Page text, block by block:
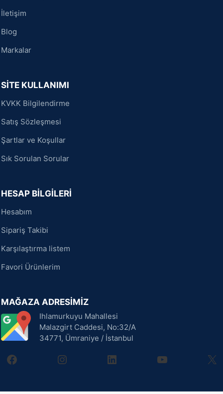
İletişim
Blog
Markalar
SİTE KULLANIMI
KVKK Bilgilendirme
Satış Sözleşmesi
Şartlar ve Koşullar
Sık Sorulan Sorular
HESAP BİLGİLERİ
Hesabım
Sipariş Takibi
Karşılaştırma listem
Favori Ürünlerim
MAĞAZA ADRESİMİZ
Ihlamurkuyu Mahallesi
Malazgirt Caddesi, No:32/A
34771, Ümraniye / İstanbul
facebookinstagramlinkedin youtube X